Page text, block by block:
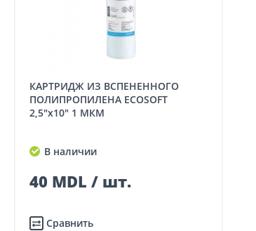
КАРТРИДЖ ИЗ ВСПЕНЕННОГО
ПОЛИПРОПИЛЕНА ECOSOFT
2,5"x10" 1 МКМ
В наличии
40 MDL / шт.
Сравнить